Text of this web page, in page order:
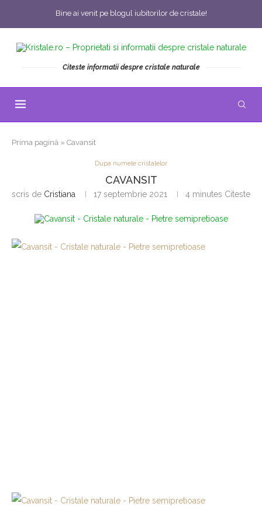
Bine ai venit pe blogul iubitorilor de cristale!
Citeste informatii despre cristale naturale
Prima pagină » Cavansit
Dupa numele cristalelor
CAVANSIT
scris de Cristiana 17 septembrie 2021 4 minutes Citeste